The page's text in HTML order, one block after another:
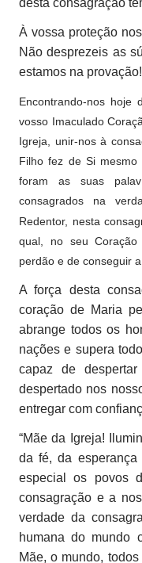
desta consagração
À vossa proteção
Não desprezeis as
estamos na provação!
Encontrando-nos hoje
vosso Imaculado
Igreja, unir-nos à
Filho fez de Si
foram as suas
consagrados na
Redentor, nesta
qual, no seu
perdão e de conseguir a
A força desta
coração de Maria
abrange todos os
nações e supera
capaz de
despertado nos
entregar com
“Mãe da Igreja!
da fé, da
especial os povos
consagração e a
verdade da
humana do mundo
Mãe, o mundo,